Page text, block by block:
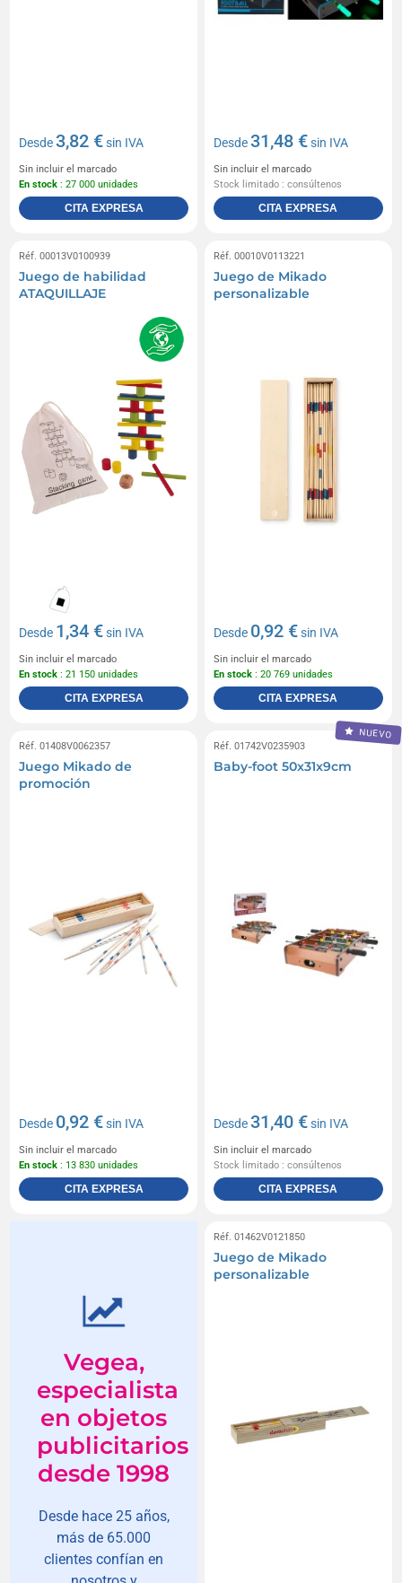
Desde3,82 €sin IVA
Sin incluir el marcado
En stock : 27 000 unidades
CITA EXPRESA
Desde31,48 €sin IVA
Sin incluir el marcado
Stock limitado : consúltenos
CITA EXPRESA
Réf. 00013V0100939
Juego de habilidad
ATAQUILLAJE
Desde 1,34 €sin IVA
Sin incluir el marcado
En stock : 21 150 unidades
CITA EXPRESA
Réf. 00010V0113221
Juego de Mikado
personalizable
Desde 0,92 €sin IVA
Sin incluir el marcado
En stock : 20 769 unidades
CITA EXPRESA
Réf. 01408V0062357
Juego Mikado de
promoción
Desde 0,92 €sin IVA
Sin incluir el marcado
En stock : 13 830 unidades
CITA EXPRESA
NUEVO
Réf. 01742V0235903
Baby-foot 50x31x9cm
Desde31,40 €sin IVA
Sin incluir el marcado
Stock limitado : consúltenos
CITA EXPRESA
Vegea,
especialista
en objetos
publicitarios
desde 1998
Desde hace 25 años,
más de 65.000
clientes confían en
Réf. 01462V0121850
Juego de Mikado
personalizable